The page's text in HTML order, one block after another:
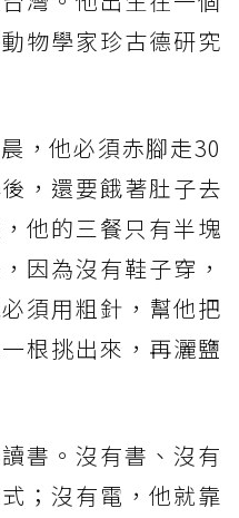
物學家珍古德研究
，他必須赤腳走30
，還要餓著肚子去
他的三餐只有半塊
因為沒有鞋子穿，
須用粗針，幫他把
根挑出來，再灑鹽
書。沒有書、沒有
；沒有電，他就靠